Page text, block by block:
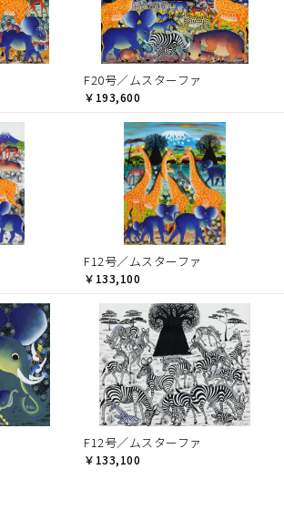
F20号／ムスターファ
￥193,600
F12号／ムスターファ
￥133,100
F12号／ムスターファ
￥133,100